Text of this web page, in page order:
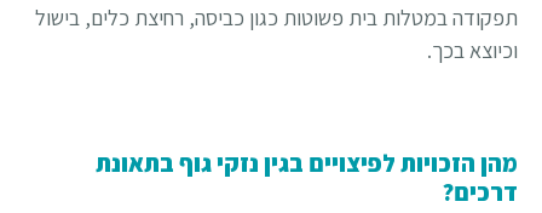
תפקודה במטלות בית פשוטות כגון כביסה, רחיצת כלים, בישול
וכיוצא בכך.
מהן הזכויות לפיצויים בגין נזקי גוף בתאונת
דרכים?